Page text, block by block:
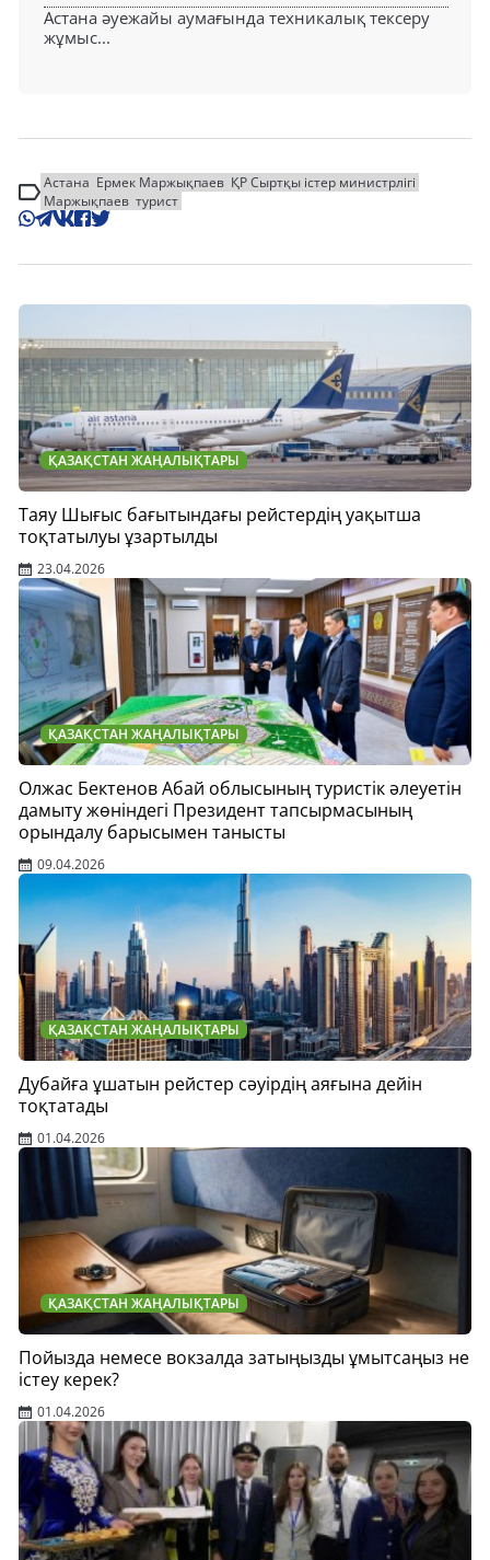
Астана әуежайы аумағында техникалық тексеру
жұмыс...
Астана Ермек Маржықпаев ҚР Сыртқы істер министрлігі
Маржықпаев турист
ҚАЗАҚСТАН ЖАҢАЛЫҚТАРЫ
Таяу Шығыс бағытындағы рейстердің уақытша
тоқтатылуы ұзартылды
23.04.2026
ҚАЗАҚСТАН ЖАҢАЛЫҚТАРЫ
Олжас Бектенов Абай облысының туристік әлеуетін
дамыту жөніндегі Президент тапсырмасының
орындалу барысымен танысты
09.04.2026
ҚАЗАҚСТАН ЖАҢАЛЫҚТАРЫ
Дубайға ұшатын рейстер сәуірдің аяғына дейін
тоқтатады
01.04.2026
ҚАЗАҚСТАН ЖАҢАЛЫҚТАРЫ
Пойызда немесе вокзалда затыңызды ұмытсаңыз не
істеу керек?
01.04.2026